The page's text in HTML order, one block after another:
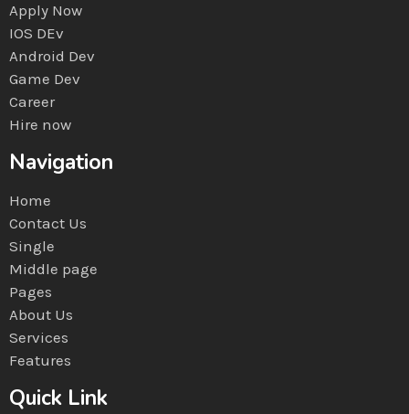
Apply Now
IOS DEv
Android Dev
Game Dev
Career
Hire now
Navigation
Home
Contact Us
Single
Middle page
Pages
About Us
Services
Features
Quick Link